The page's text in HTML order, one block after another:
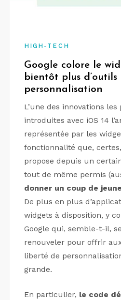
HIGH-TECH
Google colore le
bientôt plus d’outils
personnalisation
L’une des innovations
introduites avec iOS 14
représentée par les
fonctionnalité que,
propose depuis un
tout de même permis
donner un coup de
De plus en plus
widgets à disposition, y
Google qui, semble-t-il,
renouveler pour offrir
liberté de
grande.
En particulier, le code